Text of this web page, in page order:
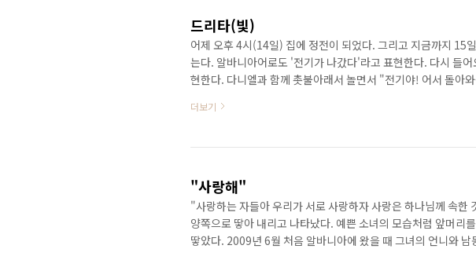
드리타(빛)
어제 오후 4시(14일) 집에 정전이 되었다. 그리고 지금까지 15
는다. 알바니아어로도 '전기가 나갔다'라고 표현한다. 다시 들
현한다. 다니엘과 함께 촛불아래서 놀면서 "전기야! 어서 돌아
기 쉬운 이름을 정하라고 해서 빛이라는 단어를 물었더니 라고
겨울 알바니아 날씨는 1월, 2월 비가 오지 않고 춥지 않은 날씨
더보기
"사랑해"
"사랑하는 자들아 우리가 서로 사랑하자 사랑은 하나님께 속한
양쪽으로 땋아 내리고 나타났다. 예쁜 소녀의 모습처럼 앞머리
땋았다. 2009년 6월 처음 알바니아에 왔을 때 그녀의 언니와